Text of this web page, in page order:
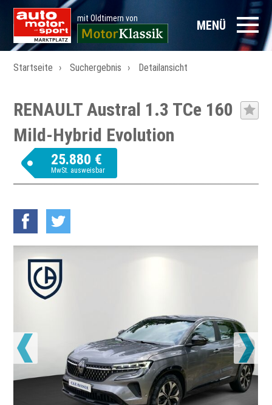
mit Oldtimern von MENÜ
Startseite Suchergebnis Detailansicht
RENAULT Austral 1.3 TCe 160
Mild-Hybrid Evolution
25.880 €
MwSt. ausweisbar